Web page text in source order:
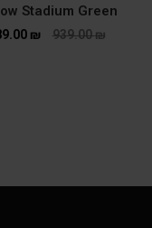
Stadium Green
939.00₪
₪